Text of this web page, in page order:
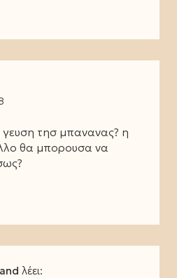
γευση τησ μπανανας? η
θα μπορουσα να
λέει: